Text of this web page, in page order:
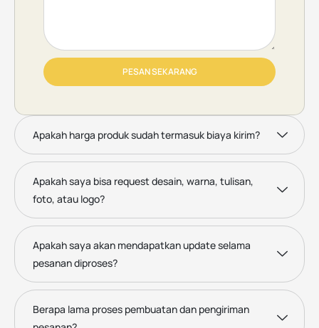
PESAN SEKARANG
Apakah harga produk sudah termasuk biaya kirim?
Apakah saya bisa request desain, warna, tulisan,
foto, atau logo?
Apakah saya akan mendapatkan update selama
pesanan diproses?
Berapa lama proses pembuatan dan pengiriman